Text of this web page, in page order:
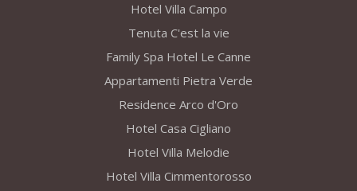
Hotel Villa Campo
Tenuta C'est la vie
Family Spa Hotel Le Canne
Appartamenti Pietra Verde
Residence Arco d'Oro
Hotel Casa Cigliano
Hotel Villa Melodie
Hotel Villa Cimmentorosso